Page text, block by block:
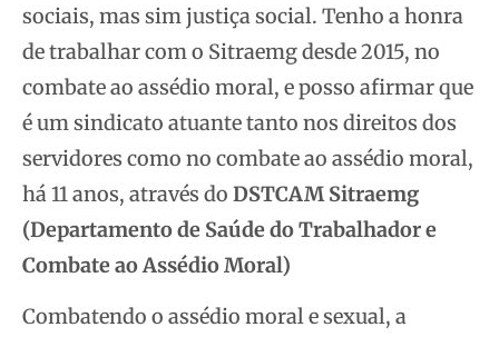
sociais, mas sim justiça social. Tenho a honra
de trabalhar com o Sitraemg desde 2015, no
combate ao assédio moral, e posso afirmar que
é um sindicato atuante tanto nos direitos dos
servidores como no combate ao assédio moral,
há 11 anos, através do DSTCAM Sitraemg
(Departamento de Saúde do Trabalhador e
Combate ao Assédio Moral)
Combatendo o assédio moral e sexual, a